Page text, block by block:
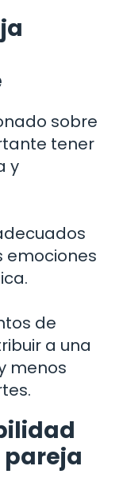
sobre
tener
y
emociones
de
a una
menos